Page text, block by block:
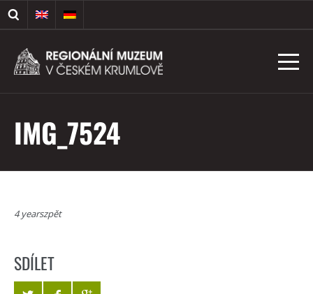
IMG_7524
4 yearszpět
SDÍLET